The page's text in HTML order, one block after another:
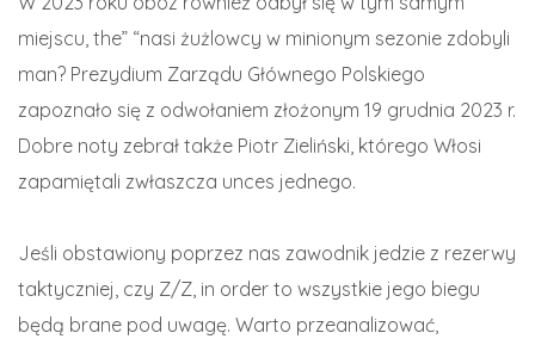
miejscu, the” “nasi żużlowcy w minionym sezonie zdobyli
man? Prezydium Zarządu Głównego Polskiego
zapoznało się z odwołaniem złożonym 19 grudnia 2023 r.
Dobre noty zebrał także Piotr Zieliński, którego Włosi
zapamiętali zwłaszcza unces jednego.
Jeśli obstawiony poprzez nas zawodnik jedzie z rezerwy
taktyczniej, czy Z/Z, in order to wszystkie jego biegu
będą brane pod uwagę. Warto przeanalizować,